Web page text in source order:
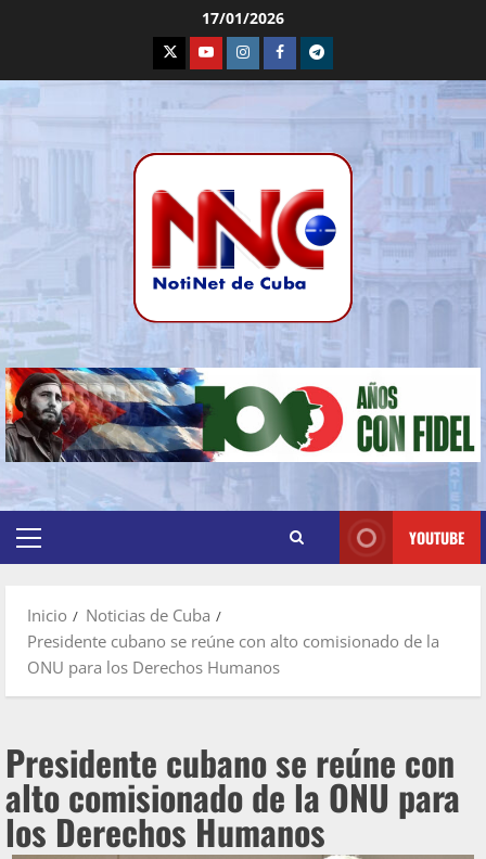
17/01/2026
YOUTUBE
Inicio
Noticias de Cuba
Presidente cubano se reúne con alto comisionado de la
ONU para los Derechos Humanos
Presidente cubano se reúne con
alto comisionado de la ONU para
los Derechos Humanos